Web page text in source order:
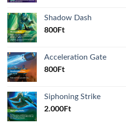
Shadow Dash
800Ft
Acceleration Gate
800Ft
Siphoning Strike
2.000Ft